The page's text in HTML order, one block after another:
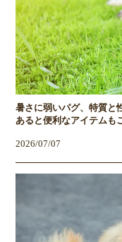
暑さに弱いパグ、特質と
あると便利なアイテムも
2026/07/07